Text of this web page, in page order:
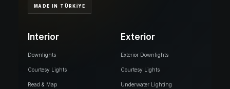
MADE IN TÜRKİYE
Interior
Downlights
Courtesy Lights
Read & Map
Exterior
Exterior Downlights
Courtesy Lights
Underwater Lighting